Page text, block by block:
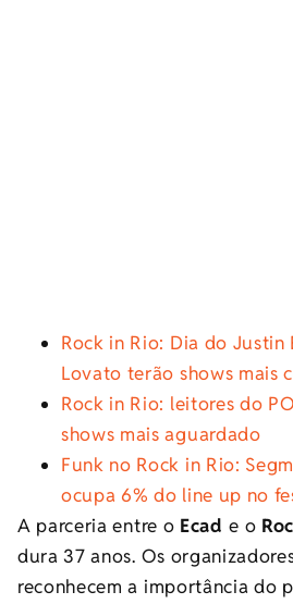
Rock in Rio: Dia do Justin
Lovato terão shows mais
Rock in Rio: leitores do
shows mais aguardado
Funk no Rock in Rio:
ocupa 6% do line up no
A parceria entre o Ecade o
dura 37 anos. Os
reconhecem a importância do